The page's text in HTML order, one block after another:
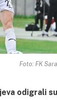
Foto: FK
odigrali